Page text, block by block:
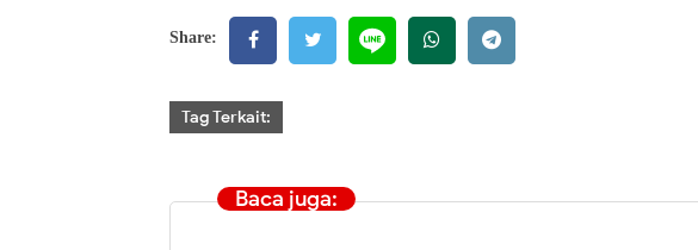
Share:
Tag Terkait:
Baca juga: